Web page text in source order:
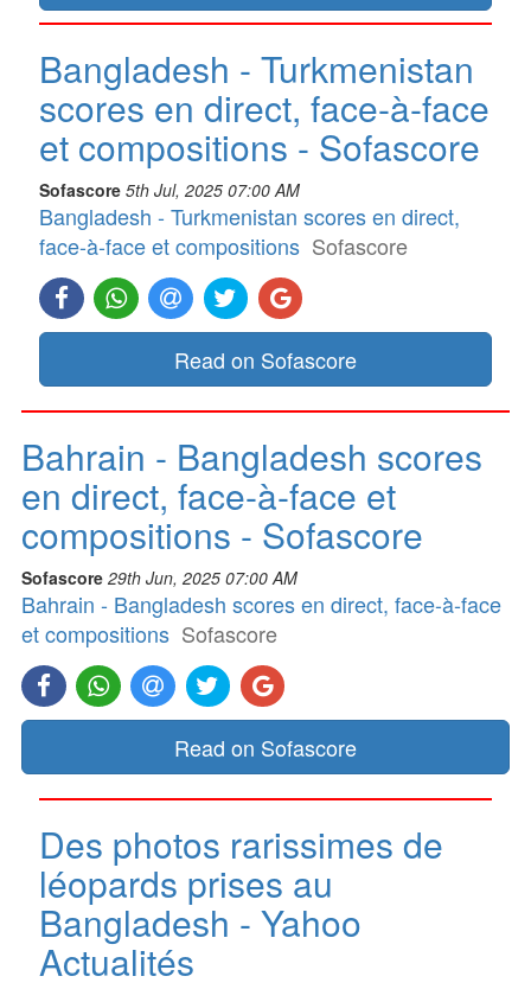
Bangladesh - Turkmenistan
scores en direct, face-à-face
et compositions - Sofascore
Sofascore 5th Jul, 2025 07:00 AM
Bangladesh - Turkmenistan scores en direct,
face-à-face et compositions Sofascore
Read on Sofascore
Bahrain - Bangladesh scores
en direct, face-à-face et
compositions - Sofascore
Sofascore 29th Jun, 2025 07:00 AM
Bahrain - Bangladesh scores en direct, face-à-face
et compositions Sofascore
Read on Sofascore
Des photos rarissimes de
léopards prises au
Bangladesh - Yahoo
Actualités